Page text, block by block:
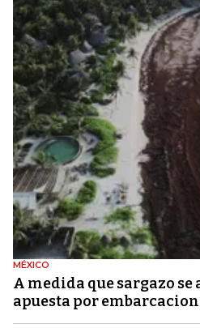
MÉXICO
A medida que sargazo se
apuesta por